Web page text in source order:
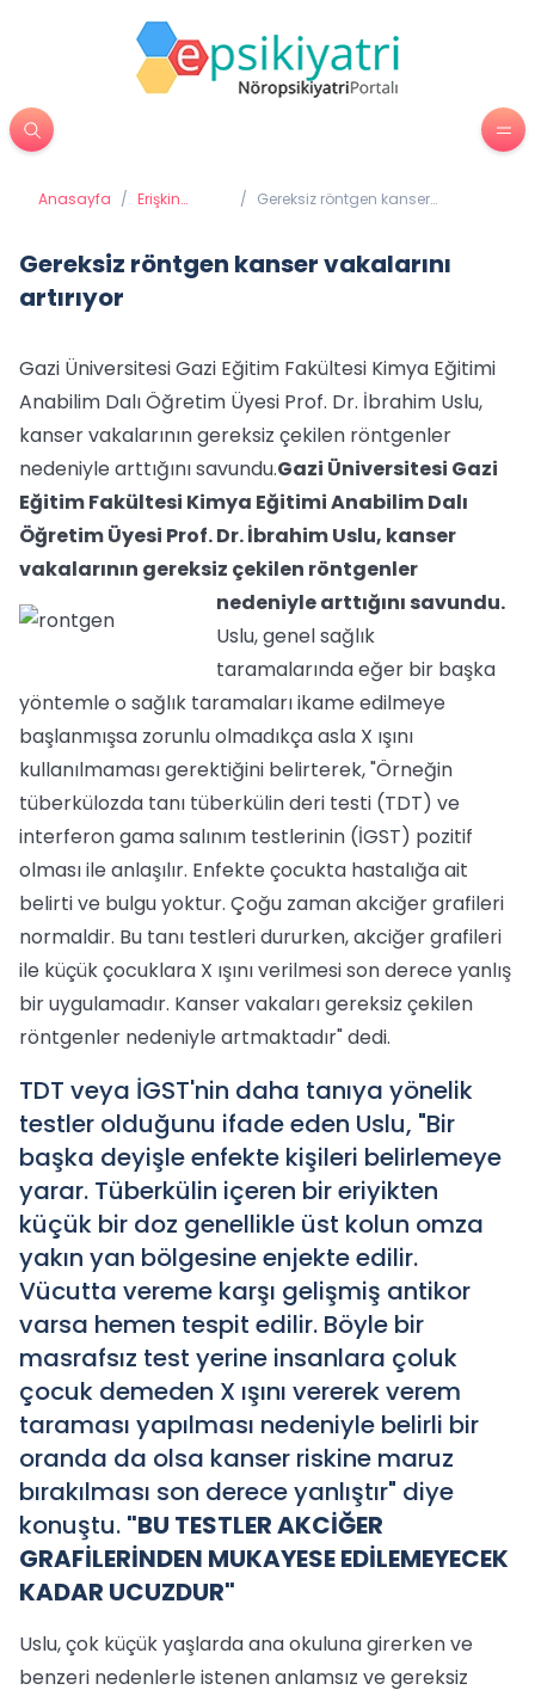
Anasayfa / Erişkin
/ Gereksiz röntgen kanser
Gereksiz röntgen kanser vakalarını
artırıyor
Gazi Üniversitesi Gazi Eğitim Fakültesi Kimya Eğitimi
Anabilim Dalı Öğretim Üyesi Prof. Dr. İbrahim Uslu,
kanser vakalarının gereksiz çekilen röntgenler
nedeniyle arttığını savundu.Gazi Üniversitesi Gazi
Eğitim Fakültesi Kimya Eğitimi Anabilim Dalı
Öğretim Üyesi Prof. Dr. İbrahim Uslu, kanser
vakalarının gereksiz çekilen röntgenler
nedeniyle arttığını savundu.
Uslu, genel sağlık
taramalarında eğer bir başka
yöntemle o sağlık taramaları ikame edilmeye
başlanmışsa zorunlu olmadıkça asla X ışını
kullanılmaması gerektiğini belirterek, "Örneğin
tüberkülozda tanı tüberkülin deri testi (TDT) ve
interferon gama salınım testlerinin (İGST) pozitif
olması ile anlaşılır. Enfekte çocukta hastalığa ait
belirti ve bulgu yoktur. Çoğu zaman akciğer grafileri
normaldir. Bu tanı testleri dururken, akciğer grafileri
ile küçük çocuklara X ışını verilmesi son derece yanlış
bir uygulamadır. Kanser vakaları gereksiz çekilen
röntgenler nedeniyle artmaktadır" dedi.
TDT veya İGST'nin daha tanıya yönelik
testler olduğunu ifade eden Uslu, "Bir
başka deyişle enfekte kişileri belirlemeye
yarar. Tüberkülin içeren bir eriyikten
küçük bir doz genellikle üst kolun omza
yakın yan bölgesine enjekte edilir.
Vücutta vereme karşı gelişmiş antikor
varsa hemen tespit edilir. Böyle bir
masrafsız test yerine insanlara çoluk
çocuk demeden X ışını vererek verem
taraması yapılması nedeniyle belirli bir
oranda da olsa kanser riskine maruz
bırakılması son derece yanlıştır" diye
konuştu. "BU TESTLER AKCİĞER
GRAFİLERİNDEN MUKAYESE EDİLEMEYECEK
KADAR UCUZDUR"
Uslu, çok küçük yaşlarda ana okuluna girerken ve
benzeri nedenlerle istenen anlamsız ve gereksiz